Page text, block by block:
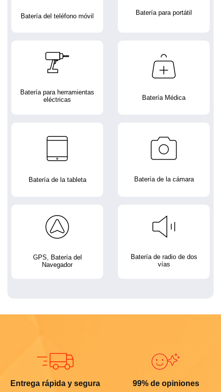
Batería del teléfono móvil Batería para portátil
Batería para herramientas
eléctricas
Batería Médica
Batería de la tableta Batería de la cámara
GPS, Batería del
Navegador
Batería de radio de dos
vías
Entrega rápida y segura
99% de opiniones